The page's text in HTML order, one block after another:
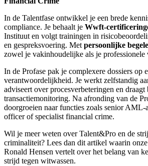
In de Talentfase ontwikkel je een brede
compliance. Je behaalt je Wwft-
Instituut en volgt trainingen in
en gespreksvoering. Met persoonlijke
zowel je vakinhoudelijke als je professionele
In de Profase pak je complexere dossiers op
verantwoordelijkheid. Je werkt zelfstandig
adviseert over procesverbeteringen en
transactiemonitoring. Na afronding van de
doorgroeien naar functies zoals senior AML-
officer of specialist financial crime.
Wil je meer weten over Talent&Pro en de
criminaliteit? Lees dan dit artikel waarin
Ronald Hensen vertelt over het belang van
strijd tegen witwassen.